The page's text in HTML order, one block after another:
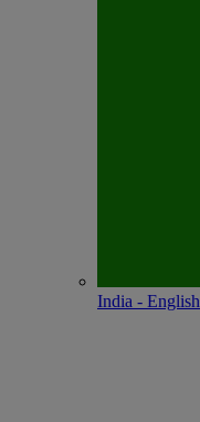
India - English